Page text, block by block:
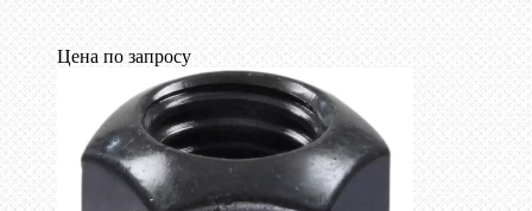
Цена по запросу